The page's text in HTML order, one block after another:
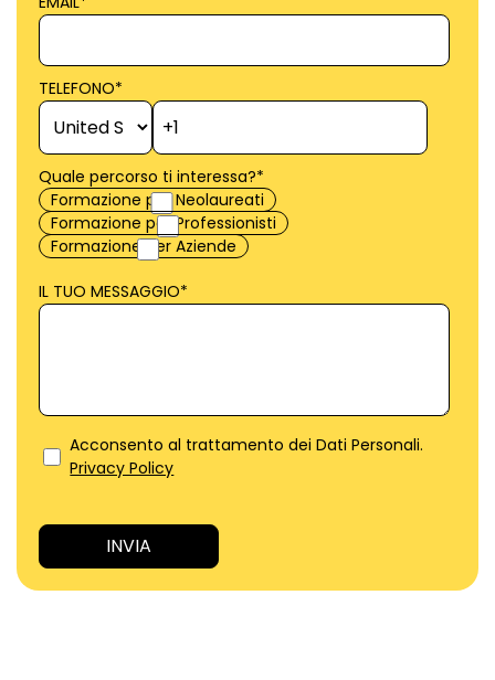
TELEFONO*
Quale percorso ti interessa?*
Formazione per Neolaureati
Formazione per Professionisti
Formazione per Aziende
IL TUO MESSAGGIO*
Acconsento al trattamento dei Dati Personali.
Privacy Policy